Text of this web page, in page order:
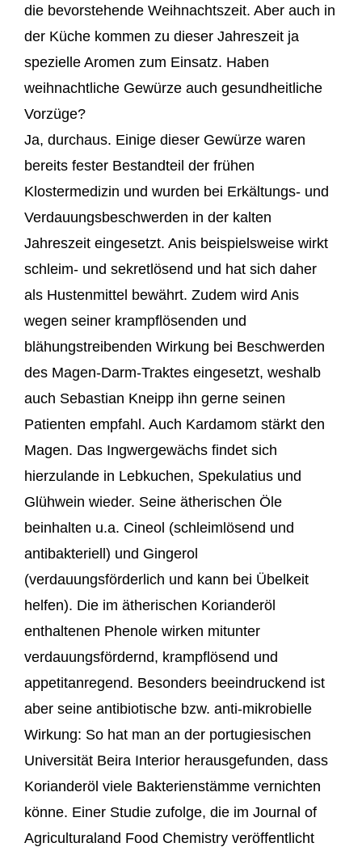
die bevorstehende Weihnachtszeit. Aber auch in
der Küche kommen zu dieser Jahreszeit ja
spezielle Aromen zum Einsatz. Haben
weihnachtliche Gewürze auch gesundheitliche
Vorzüge?
Ja, durchaus. Einige dieser Gewürze waren
bereits fester Bestandteil der frühen
Klostermedizin und wurden bei Erkältungs- und
Verdauungsbeschwerden in der kalten
Jahreszeit eingesetzt. Anis beispielsweise wirkt
schleim- und sekretlösend und hat sich daher
als Hustenmittel bewährt. Zudem wird Anis
wegen seiner krampflösenden und
blähungstreibenden Wirkung bei Beschwerden
des Magen-Darm-Traktes eingesetzt, weshalb
auch Sebastian Kneipp ihn gerne seinen
Patienten empfahl. Auch Kardamom stärkt den
Magen. Das Ingwergewächs findet sich
hierzulande in Lebkuchen, Spekulatius und
Glühwein wieder. Seine ätherischen Öle
beinhalten u.a. Cineol (schleimlösend und
antibakteriell) und Gingerol
(verdauungsförderlich und kann bei Übelkeit
helfen). Die im ätherischen Korianderöl
enthaltenen Phenole wirken mitunter
verdauungsfördernd, krampflösend und
appetitanregend. Besonders beeindruckend ist
aber seine antibiotische bzw. anti-mikrobielle
Wirkung: So hat man an der portugiesischen
Universität Beira Interior herausgefunden, dass
Korianderöl viele Bakterienstämme vernichten
könne. Einer Studie zufolge, die im Journal of
Agriculturaland Food Chemistry veröffentlicht